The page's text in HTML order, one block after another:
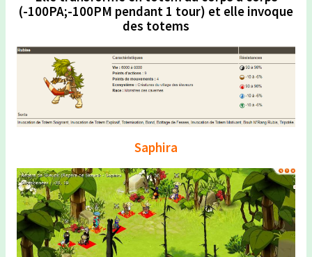
(-100PA;-100PM pendant 1 tour) et elle invoque
des totems
Saphira